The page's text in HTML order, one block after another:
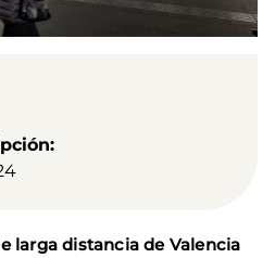
larga distancia de Valencia